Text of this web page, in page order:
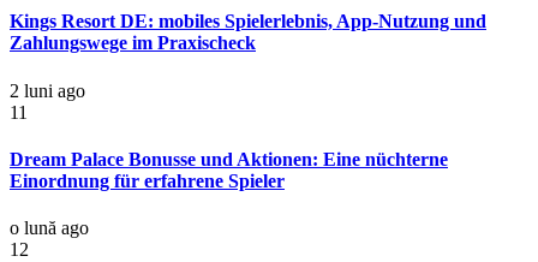
Kings Resort DE: mobiles Spielerlebnis, App-Nutzung und
Zahlungswege im Praxischeck
2 luni ago
11
Dream Palace Bonusse und Aktionen: Eine nüchterne
Einordnung für erfahrene Spieler
o lună ago
12